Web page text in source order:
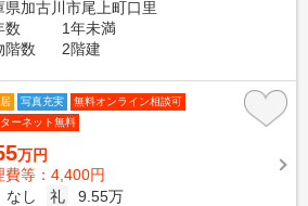
県加古川市尾上町口里
数
1年未満
階数
2階建
写真充実
無料オンライン相談可
ーネット無料
万円
費等：4,400円
なし 礼
9.55万